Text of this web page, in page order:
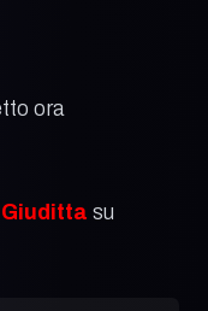
ora
Giuditta su